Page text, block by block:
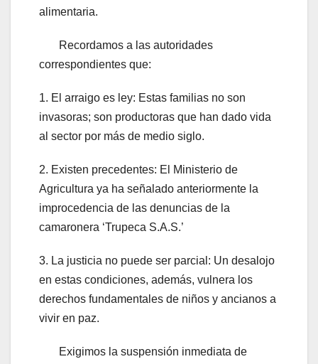
alimentaria.
Recordamos a las autoridades
correspondientes que:
1. El arraigo es ley: Estas familias no son
invasoras; son productoras que han dado vida
al sector por más de medio siglo.
2. Existen precedentes: El Ministerio de
Agricultura ya ha señalado anteriormente la
improcedencia de las denuncias de la
camaronera ‘Trupeca S.A.S.’
3. La justicia no puede ser parcial: Un desalojo
en estas condiciones, además, vulnera los
derechos fundamentales de niños y ancianos a
vivir en paz.
Exigimos la suspensión inmediata de